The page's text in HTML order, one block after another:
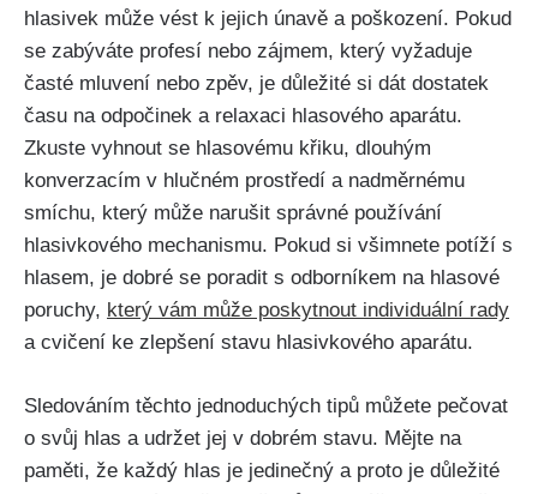
hlasivek může ⁣vést k jejich únavě‍ a poškození. ​Pokud
se zabýváte profesí nebo⁢ zájmem, který ⁣vyžaduje
časté mluvení nebo zpěv, ⁤je důležité ‌si dát dostatek
času na⁣ odpočinek a relaxaci hlasového aparátu.
Zkuste vyhnout se hlasovému​ křiku, dlouhým
konverzacím v hlučném prostředí a nadměrnému
smíchu, který může narušit správné používání‍
hlasivkového mechanismu. Pokud si ⁣všimnete potíží s
hlasem,⁤ je dobré se ‍poradit s odborníkem na⁤ hlasové‌
poruchy, který vám může poskytnout individuální rady
a cvičení ⁣ke zlepšení stavu ​hlasivkového aparátu.
Sledováním těchto⁤ jednoduchých ‌tipů můžete pečovat
o svůj hlas a udržet jej v dobrém stavu. Mějte na
‌paměti, že každý hlas je jedinečný a proto je ⁣důležité